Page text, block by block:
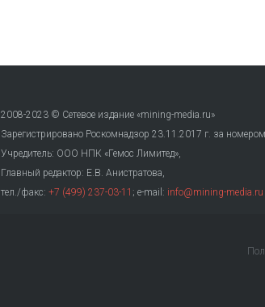
2008-2023 © Сетевое издание «mining-media.ru»
Зарегистрировано Роскомнадзор 23.11.2017 г. за
Учредитель: ООО НПК «Гемос Лимитед»,
Главный редактор: Е.В. Анистратова,
тел./факс: +7 (499) 237-03-11 ; e-mail: info@mining-media.ru